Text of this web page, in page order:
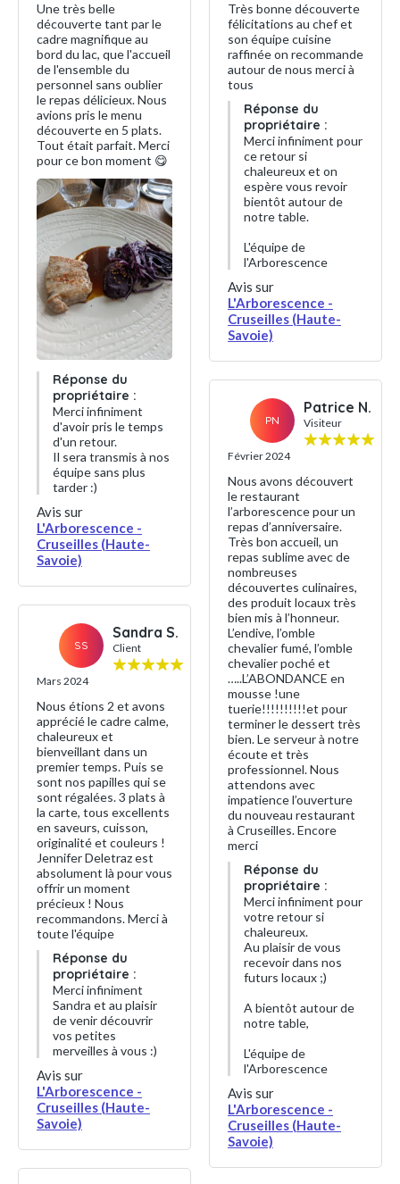
Une très belle
découverte tant par le
cadre magnifique au
bord du lac, que l'accueil
de l'ensemble du
personnel sans oublier
le repas délicieux. Nous
avions pris le menu
découverte en 5 plats.
Tout était parfait. Merci
pour ce bon moment 😋
Réponse du
propriétaire :
Merci infiniment
d'avoir pris le temps
d'un retour.
Il sera transmis à nos
équipe sans plus
tarder :)
Avis sur
L'Arborescence -
Cruseilles (Haute-
Savoie)
SS
Sandra S.
Client
Mars 2024
Nous étions 2 et avons
apprécié le cadre calme,
chaleureux et
bienveillant dans un
premier temps. Puis se
sont nos papilles qui se
sont régalées. 3 plats à
la carte, tous excellents
en saveurs, cuisson,
originalité et couleurs !
Jennifer Deletraz est
absolument là pour vous
offrir un moment
précieux ! Nous
recommandons. Merci à
toute l'équipe
Réponse du
propriétaire :
Merci infiniment
Sandra et au plaisir
de venir découvrir
vos petites
merveilles à vous :)
Avis sur
L'Arborescence -
Cruseilles (Haute-
Savoie)
Très bonne découverte
félicitations au chef et
son équipe cuisine
raffinée on recommande
autour de nous merci à
tous
Réponse du
propriétaire :
Merci infiniment pour
ce retour si
chaleureux et on
espère vous revoir
bientôt autour de
notre table.
L'équipe de
l'Arborescence
Avis sur
L'Arborescence -
Cruseilles (Haute-
Savoie)
PN
Patrice N.
Visiteur
Février 2024
Nous avons découvert
le restaurant
l’arborescence pour un
repas d’anniversaire.
Très bon accueil, un
repas sublime avec de
nombreuses
découvertes culinaires,
des produit locaux très
bien mis à l’honneur.
L’endive, l’omble
chevalier fumé, l’omble
chevalier poché et
…..L’ABONDANCE en
mousse !une
tuerie!!!!!!!!!!et pour
terminer le dessert très
bien. Le serveur à notre
écoute et très
professionnel. Nous
attendons avec
impatience l’ouverture
du nouveau restaurant
à Cruseilles. Encore
merci
Réponse du
propriétaire :
Merci infiniment pour
votre retour si
chaleureux.
Au plaisir de vous
recevoir dans nos
futurs locaux ;)
A bientôt autour de
notre table,
L'équipe de
l'Arborescence
Avis sur
L'Arborescence -
Cruseilles (Haute-
Savoie)